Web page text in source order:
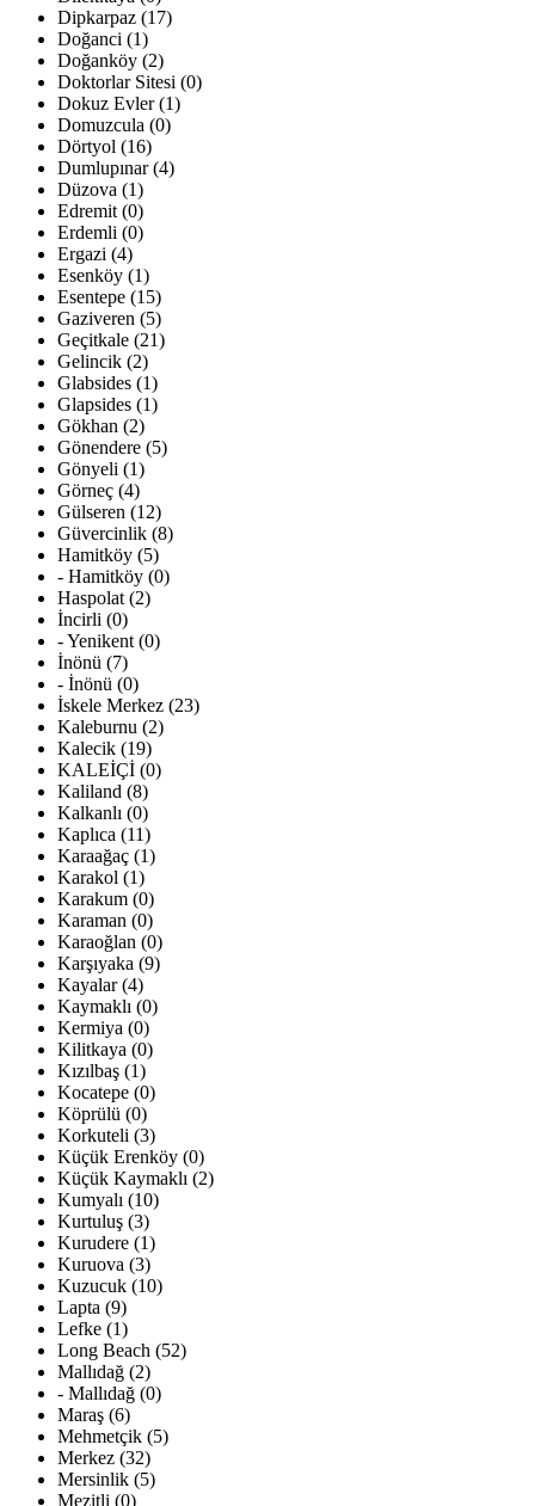
Dipkarpaz (17)
Doğanci (1)
Doğanköy (2)
Doktorlar Sitesi (0)
Dokuz Evler (1)
Domuzcula (0)
Dörtyol (16)
Dumlupınar (4)
Düzova (1)
Edremit (0)
Erdemli (0)
Ergazi (4)
Esenköy (1)
Esentepe (15)
Gaziveren (5)
Geçitkale (21)
Gelincik (2)
Glabsides (1)
Glapsides (1)
Gökhan (2)
Gönendere (5)
Gönyeli (1)
Görneç (4)
Gülseren (12)
Güvercinlik (8)
Hamitköy (5)
- Hamitköy (0)
Haspolat (2)
İncirli (0)
- Yenikent (0)
İnönü (7)
- İnönü (0)
İskele Merkez (23)
Kaleburnu (2)
Kalecik (19)
KALEİÇİ (0)
Kaliland (8)
Kalkanlı (0)
Kaplıca (11)
Karaağaç (1)
Karakol (1)
Karakum (0)
Karaman (0)
Karaoğlan (0)
Karşıyaka (9)
Kayalar (4)
Kaymaklı (0)
Kermiya (0)
Kilitkaya (0)
Kızılbaş (1)
Kocatepe (0)
Köprülü (0)
Korkuteli (3)
Küçük Erenköy (0)
Küçük Kaymaklı (2)
Kumyalı (10)
Kurtuluş (3)
Kurudere (1)
Kuruova (3)
Kuzucuk (10)
Lapta (9)
Lefke (1)
Long Beach (52)
Mallıdağ (2)
- Mallıdağ (0)
Maraş (6)
Mehmetçik (5)
Merkez (32)
Mersinlik (5)
Mezitli (0)